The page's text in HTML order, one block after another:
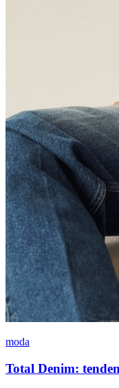
moda
Total Denim: